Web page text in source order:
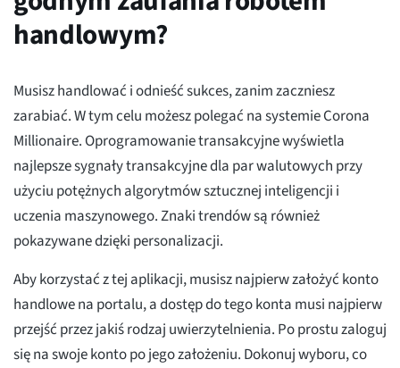
handlowym?
Musisz handlować i odnieść sukces, zanim zaczniesz
zarabiać. W tym celu możesz polegać na systemie Corona
Millionaire. Oprogramowanie transakcyjne wyświetla
najlepsze sygnały transakcyjne dla par walutowych przy
użyciu potężnych algorytmów sztucznej inteligencji i
uczenia maszynowego. Znaki trendów są również
pokazywane dzięki personalizacji.
Aby korzystać z tej aplikacji, musisz najpierw założyć konto
handlowe na portalu, a dostęp do tego konta musi najpierw
przejść przez jakiś rodzaj uwierzytelnienia. Po prostu zaloguj
się na swoje konto po jego założeniu. Dokonuj wyboru, co